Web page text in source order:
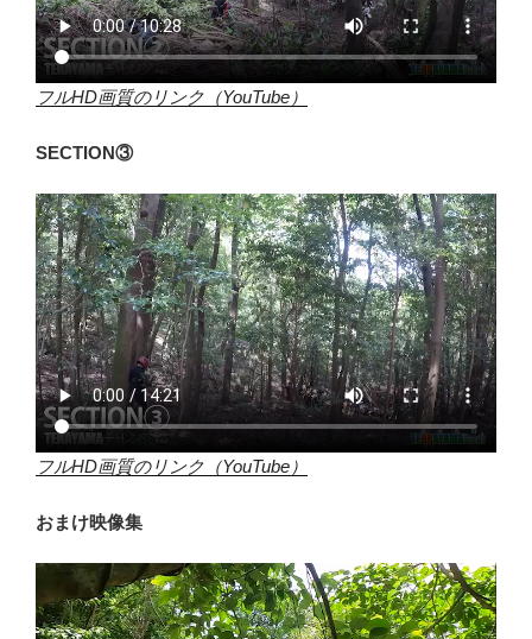
フルHD画質のリンク（YouTube）
SECTION③
フルHD画質のリンク（YouTube）
おまけ映像集